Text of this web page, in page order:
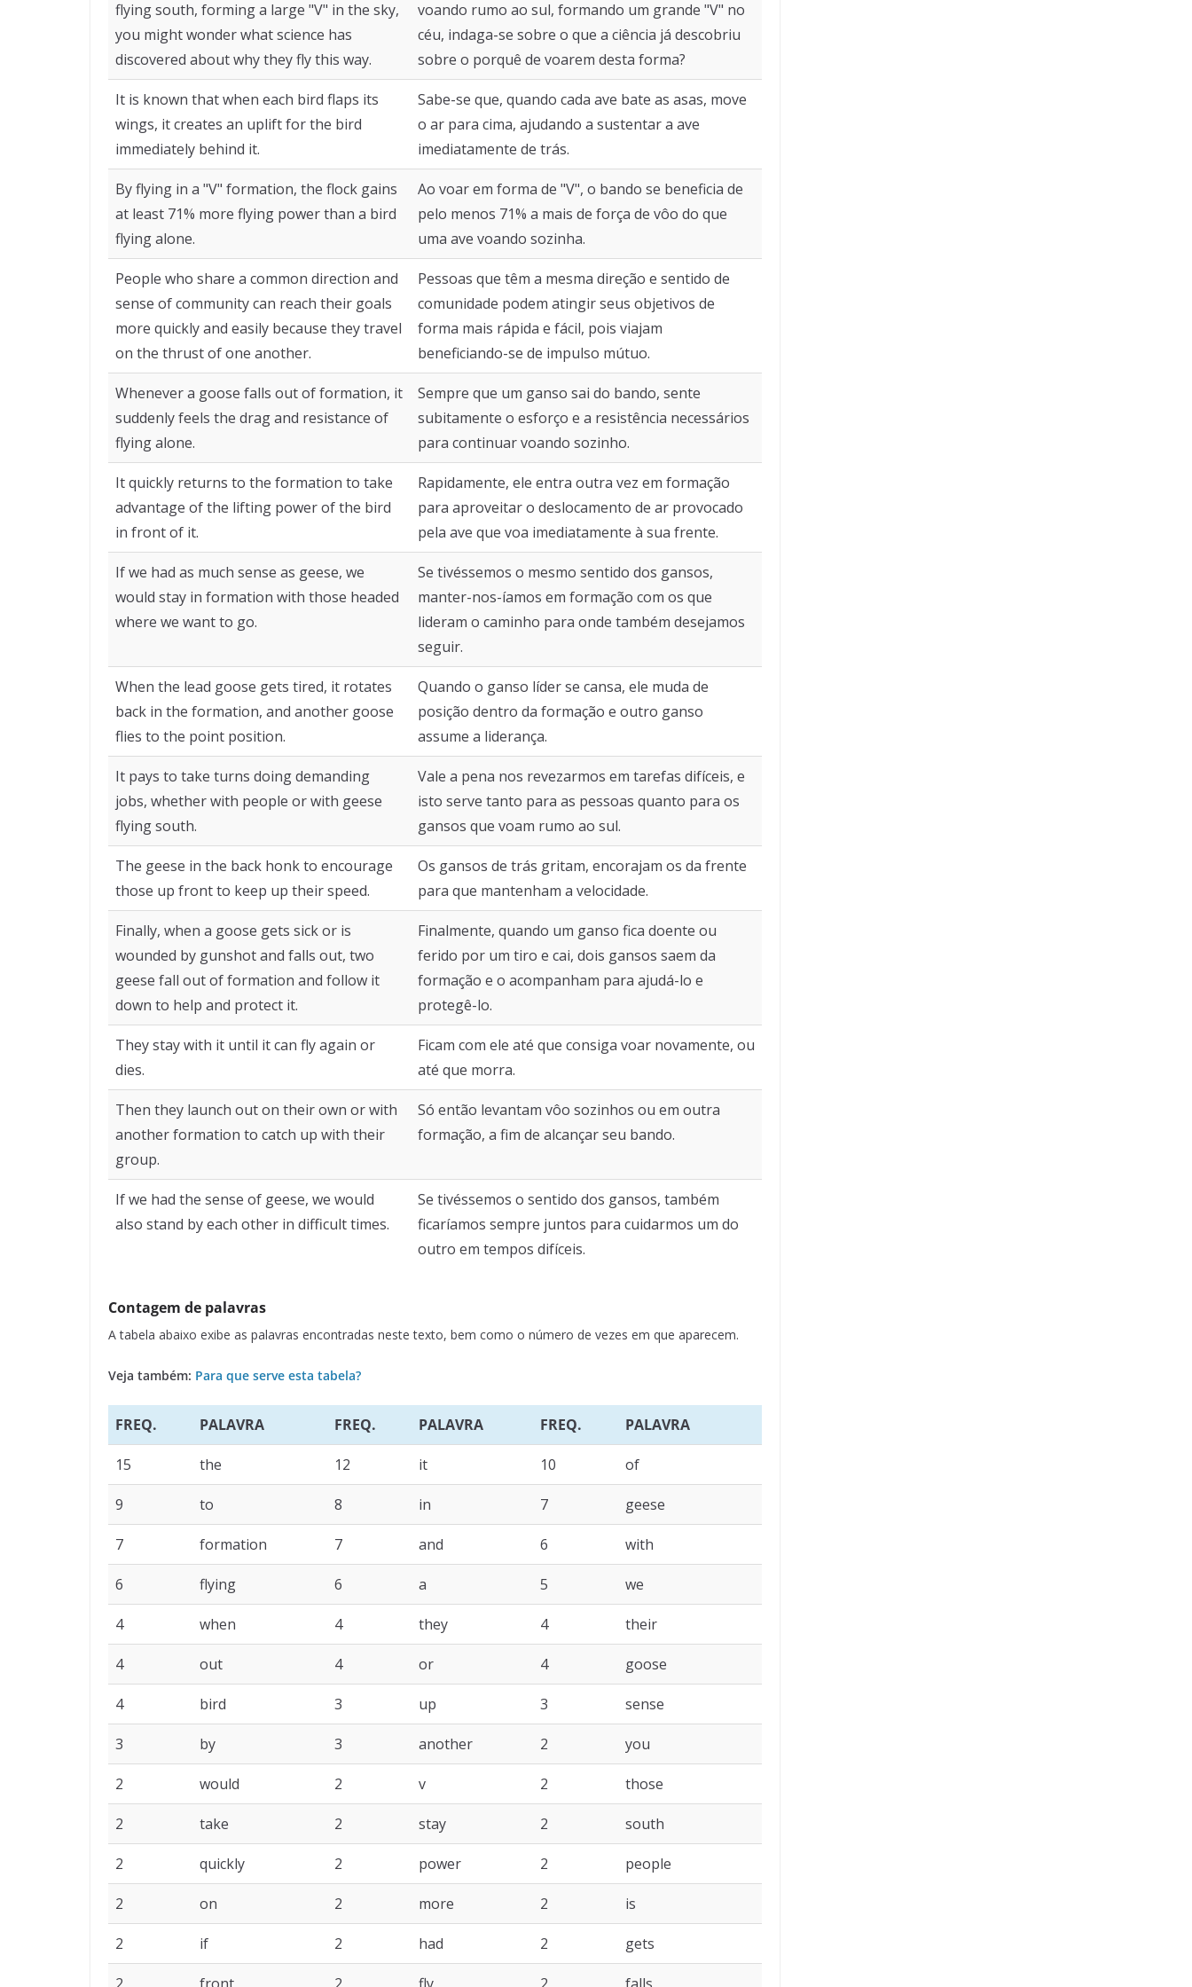
flying south, forming a large "V" in the sky,
you might wonder what science has
discovered about why they fly this way.
voando rumo ao sul, formando um grande "V" no
céu, indaga-se sobre o que a ciência já descobriu
sobre o porquê de voarem desta forma?
It is known that when each bird flaps its
wings, it creates an uplift for the bird
immediately behind it.
Sabe-se que, quando cada ave bate as asas, move
o ar para cima, ajudando a sustentar a ave
imediatamente de trás.
By flying in a "V" formation, the flock gains
at least 71% more flying power than a bird
flying alone.
Ao voar em forma de "V", o bando se beneficia de
pelo menos 71% a mais de força de vôo do que
uma ave voando sozinha.
People who share a common direction and
sense of community can reach their goals
more quickly and easily because they travel
on the thrust of one another.
Pessoas que têm a mesma direção e sentido de
comunidade podem atingir seus objetivos de
forma mais rápida e fácil, pois viajam
beneficiando-se de impulso mútuo.
Whenever a goose falls out of formation, it
suddenly feels the drag and resistance of
flying alone.
Sempre que um ganso sai do bando, sente
subitamente o esforço e a resistência necessários
para continuar voando sozinho.
It quickly returns to the formation to take
advantage of the lifting power of the bird
in front of it.
Rapidamente, ele entra outra vez em formação
para aproveitar o deslocamento de ar provocado
pela ave que voa imediatamente à sua frente.
If we had as much sense as geese, we
would stay in formation with those headed
where we want to go.
Se tivéssemos o mesmo sentido dos gansos,
manter-nos-íamos em formação com os que
lideram o caminho para onde também desejamos
seguir.
When the lead goose gets tired, it rotates
back in the formation, and another goose
flies to the point position.
Quando o ganso líder se cansa, ele muda de
posição dentro da formação e outro ganso
assume a liderança.
It pays to take turns doing demanding
jobs, whether with people or with geese
flying south.
Vale a pena nos revezarmos em tarefas difíceis, e
isto serve tanto para as pessoas quanto para os
gansos que voam rumo ao sul.
The geese in the back honk to encourage
those up front to keep up their speed.
Os gansos de trás gritam, encorajam os da frente
para que mantenham a velocidade.
Finally, when a goose gets sick or is
wounded by gunshot and falls out, two
geese fall out of formation and follow it
down to help and protect it.
Finalmente, quando um ganso fica doente ou
ferido por um tiro e cai, dois gansos saem da
formação e o acompanham para ajudá-lo e
protegê-lo.
They stay with it until it can fly again or
dies.
Ficam com ele até que consiga voar novamente, ou
até que morra.
Then they launch out on their own or with
another formation to catch up with their
group.
Só então levantam vôo sozinhos ou em outra
formação, a fim de alcançar seu bando.
If we had the sense of geese, we would
also stand by each other in difficult times.
Se tivéssemos o sentido dos gansos, também
ficaríamos sempre juntos para cuidarmos um do
outro em tempos difíceis.
Contagem de palavras
A tabela abaixo exibe as palavras encontradas neste texto, bem como o número de vezes em que aparecem.
Veja também: Para que serve esta tabela?
FREQ. PALAVRA FREQ. PALAVRA FREQ. PALAVRA
15 the 12 it 10 of
9 to 8 in 7 geese
7 formation 7 and 6 with
6 flying 6 a 5 we
4 when 4 they 4 their
4 out 4 or 4 goose
4 bird 3 up 3 sense
3 by 3 another 2 you
2 would 2 v 2 those
2 take 2 stay 2 south
2 quickly 2 power 2 people
2 on 2 more 2 is
2 if 2 had 2 gets
2 front 2 fly 2 falls